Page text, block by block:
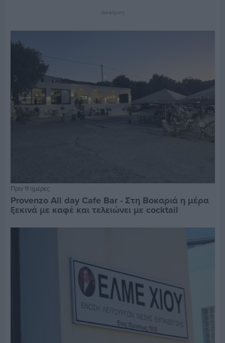
Διαφήμιση
Πριν 11 ημέρες
Provenzo All day Cafe Bar - Στη Βοκαριά η μέρα
ξεκινά με καφέ και τελειώνει με cocktail